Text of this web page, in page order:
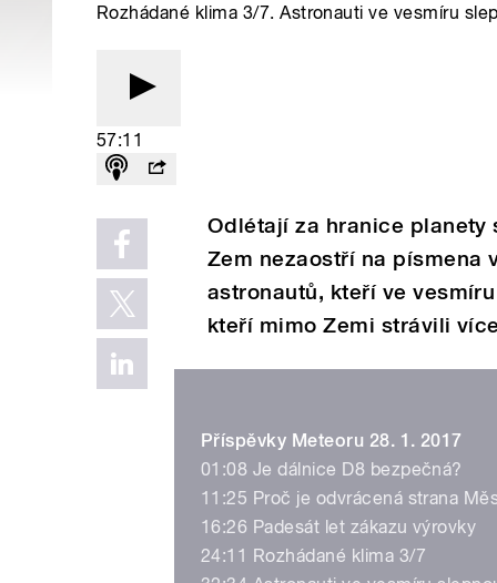
Rozhádané klima 3/7. Astronauti ve vesmíru
57:11
Odlétají za hranice planety
Zem nezaostří na písmena
astronautů, kteří ve
kteří mimo Zemi strávili
Příspěvky Meteoru 28. 1. 2017
01:08 Je dálnice D8 bezpečná?
11:25 Proč je odvrácená strana
16:26 Padesát let zákazu výrovky
24:11 Rozhádané klima 3/7